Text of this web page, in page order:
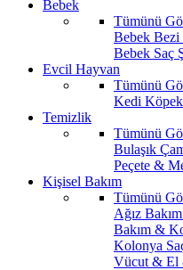
Bebek
Tümünü
Bebek Bezi
Bebek Saç
Evcil Hayvan
Tümünü
Kedi Köpek
Temizlik
Tümünü
Bulaşık
Peçete &
Kişisel Bakım
Tümünü
Ağız
Bakım &
Kolonya
Vücut & El